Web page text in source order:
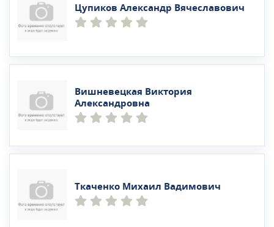
Цупиков Александр Вячеславович
Вишневецкая Виктория
Александровна
Ткаченко Михаил Вадимович